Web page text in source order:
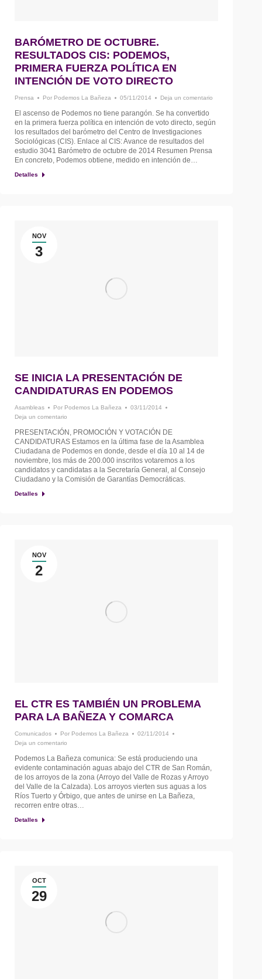
BARÓMETRO DE OCTUBRE.
RESULTADOS CIS: PODEMOS,
PRIMERA FUERZA POLÍTICA EN
INTENCIÓN DE VOTO DIRECTO
Prensa Por Podemos La Bañeza 05/11/2014 Deja un comentario
El ascenso de Podemos no tiene parangón. Se ha convertido
en la primera fuerza política en intención de voto directo, según
los resultados del barómetro del Centro de Investigaciones
Sociológicas (CIS). Enlace al CIS: Avance de resultados del
estudio 3041 Barómetro de octubre de 2014 Resumen Prensa
En concreto, Podemos obtiene, medido en intención de…
Detalles
NOV
3
SE INICIA LA PRESENTACIÓN DE
CANDIDATURAS EN PODEMOS
Asambleas Por Podemos La Bañeza
03/11/2014
Deja un comentario
PRESENTACIÓN, PROMOCIÓN Y VOTACIÓN DE
CANDIDATURAS Estamos en la última fase de la Asamblea
Ciudadana de Podemos en donde, desde el día 10 al 14 de
noviembre, los más de 200.000 inscritos votaremos a los
candidatos y candidatas a la Secretaría General, al Consejo
Ciudadano y la Comisión de Garantías Democráticas.
Detalles
NOV
2
EL CTR ES TAMBIÉN UN PROBLEMA
PARA LA BAÑEZA Y COMARCA
Comunicados Por Podemos La Bañeza
02/11/2014
Deja un comentario
Podemos La Bañeza comunica: Se está produciendo una
evidente contaminación aguas abajo del CTR de San Román,
de los arroyos de la zona (Arroyo del Valle de Rozas y Arroyo
del Valle de la Calzada). Los arroyos vierten sus aguas a los
Ríos Tuerto y Órbigo, que antes de unirse en La Bañeza,
recorren entre otras…
Detalles
OCT
29